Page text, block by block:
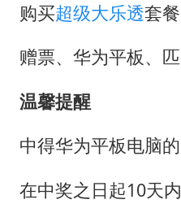
购买超级大乐透套
赠票、华为平板、
温馨提醒
中得华为平板电脑
在中奖之日起10天内